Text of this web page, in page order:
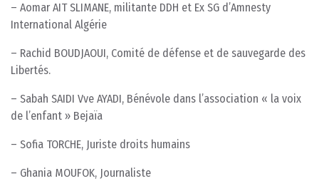
– Aomar AIT SLIMANE, militante DDH et Ex SG d’Amnesty
International Algérie
– Rachid BOUDJAOUI, Comité de défense et de sauvegarde des
Libertés.
– Sabah SAIDI Vve AYADI, Bénévole dans l’association « la voix
de l’enfant » Bejaïa
– Sofia TORCHE, Juriste droits humains
– Ghania MOUFOK, Journaliste